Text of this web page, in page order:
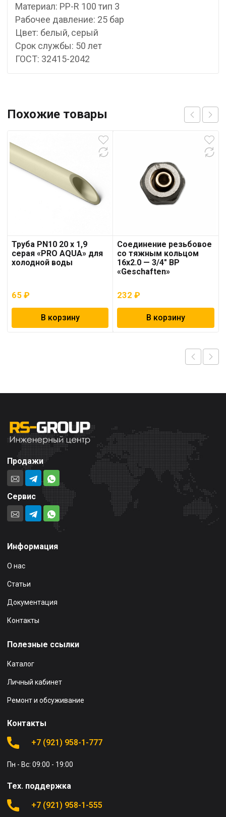
Материал: PP-R 100 тип 3
Рабочее давление: 25 бар
Цвет: белый, серый
Срок службы: 50 лет
ГОСТ: 32415-2042
Похожие товары
Труба PN10 20 x 1,9
серая «PRO AQUA» для
холодной воды
65 ₽
В корзину
Соединение резьбовое
со тяжным кольцом
16х2.0 — 3/4″ ВР
«Geschaften»
232₽
В корзину
Продажи
Сервис
Информация
О нас
Статьи
Документация
Контакты
Полезные ссылки
Каталог
Личный кабинет
Ремонт и обсуживание
Контакты
+7 (921) 958-1-777
Пн - Вс: 09:00 - 19:00
Тех. поддержка
+7 (921) 958-1-555